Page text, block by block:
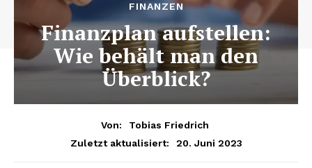
FINANZEN
Finanzplan aufstellen:
Wie behält man den
Überblick?
Von:
Tobias Friedrich
Zuletzt aktualisiert:
20. Juni 2023